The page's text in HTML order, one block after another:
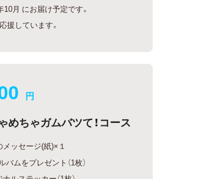
10月 にお届け予定です。
援しています。
円
めちゃガムバツて！コース
メッセージ(紙)×１
バムをプレゼント（1枚）